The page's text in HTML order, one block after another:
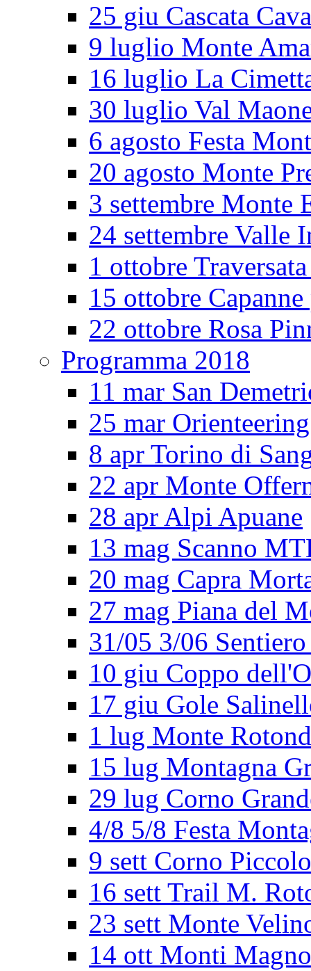
25 giu Cascata
9 luglio Monte
16 luglio La
30 luglio Val
6 agosto Festa
20 agosto Monte
3 settembre Monte
24 settembre Valle
1 ottobre
15 ottobre
22 ottobre Rosa
Programma 2018
11 mar San
25 mar
8 apr Torino di
22 apr Monte
28 apr Alpi Apuane
13 mag Scanno
20 mag Capra
27 mag Piana del
31/05 3/06
10 giu Coppo
17 giu Gole
1 lug Monte
15 lug Montagna
29 lug Corno
4/8 5/8 Festa
9 sett Corno Piccolo
16 sett Trail M.
23 sett Monte
14 ott Monti